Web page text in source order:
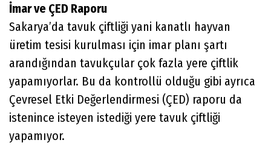
İmar ve ÇED Raporu
Sakarya’da tavuk çiftliği yani kanatlı hayvan
üretim tesisi kurulması için imar planı şartı
arandığından tavukçular çok fazla yere çiftlik
yapamıyorlar. Bu da kontrollü olduğu gibi ayrıca
Çevresel Etki Değerlendirmesi (ÇED) raporu da
istenince isteyen istediği yere tavuk çiftliği
yapamıyor.